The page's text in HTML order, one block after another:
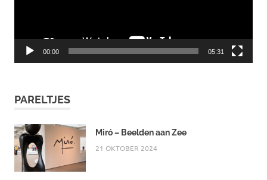
00:00 05:31
PARELTJES
Miró – Beelden aan Zee
21 OKTOBER 2024